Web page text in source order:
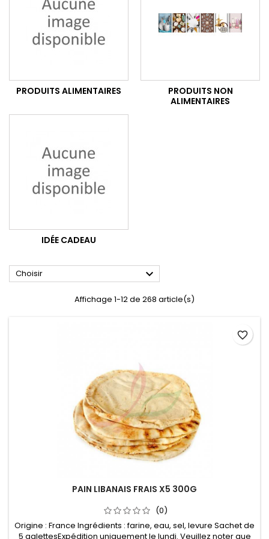
PRODUITS ALIMENTAIRES
PRODUITS NON
ALIMENTAIRES
IDÉE CADEAU
Choisir 
Affichage 1-12 de 268 article(s)
PAIN LIBANAIS FRAIS X5 300G
(0)
Origine : France Ingrédients : farine, eau, sel, levure Sachet de
5 galettesExpédition uniquement le lundi. Veuillez noter que
favorite_border